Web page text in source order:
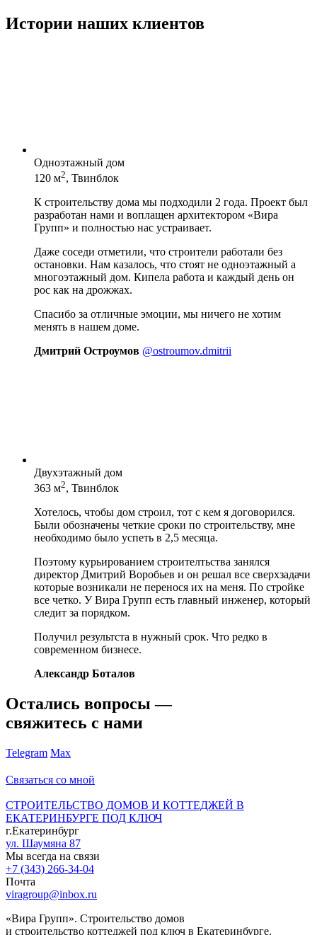
Истории наших клиентов
Одноэтажный дом
120 м2, Твинблок
К строительству дома мы подходили 2 года. Проект был
разработан нами и воплащен архитектором «Вира
Групп» и полностью нас устраивает.
Даже соседи отметили, что строители работали без
остановки. Нам казалось, что стоят не одноэтажный а
многоэтажный дом. Кипела работа и каждый день он
рос как на дрожжах.
Спасибо за отличные эмоции, мы ничего не хотим
менять в нашем доме.
Дмитрий Остроумов @ostroumov.dmitrii
Двухэтажный дом
363 м2, Твинблок
Хотелось, чтобы дом строил, тот с кем я договорился.
Были обозначены четкие сроки по строительству, мне
необходимо было успеть в 2,5 месяца.
Поэтому курьированием строителтьства занялся
директор Дмитрий Воробьев и он решал все сверхзадачи
которые возникали не перенося их на меня. По стройке
все четко. У Вира Групп есть главный инженер, который
следит за порядком.
Получил результста в нужный срок. Что редко в
современном бизнесе.
Александр Боталов
Остались вопросы —
свяжитесь с нами
Telegram Max
Связаться со мной
СТРОИТЕЛЬСТВО ДОМОВ И КОТТЕДЖЕЙ В
ЕКАТЕРИНБУРГЕ ПОД КЛЮЧ
г.Екатеринбург
ул. Шаумяна 87
Мы всегда на связи
+7 (343) 266-34-04
Почта
viragroup@inbox.ru
«Вира Групп». Строительство домов
и строительство коттеджей под ключ в Екатеринбурге.